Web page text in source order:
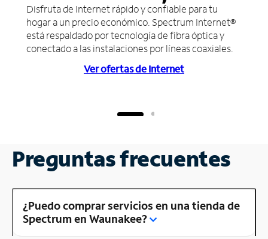
Disfruta de Internet rápido y confiable para tu
hogar a un precio económico. Spectrum Internet®
está respaldado por tecnología de fibra óptica y
conectado a las instalaciones por líneas coaxiales.
Ver ofertas de Internet
Preguntas frecuentes
¿Puedo comprar servicios en una tienda de
Spectrum en Waunakee?